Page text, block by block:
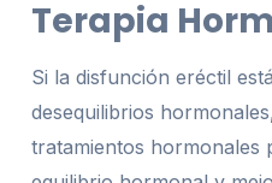
Terapia
Si la disfunción eréctil
desequilibrios
tratamientos hormonales